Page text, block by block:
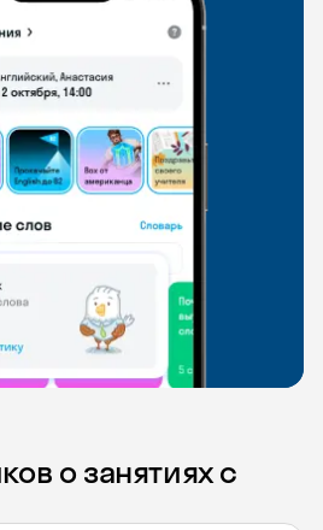
о занятиях с